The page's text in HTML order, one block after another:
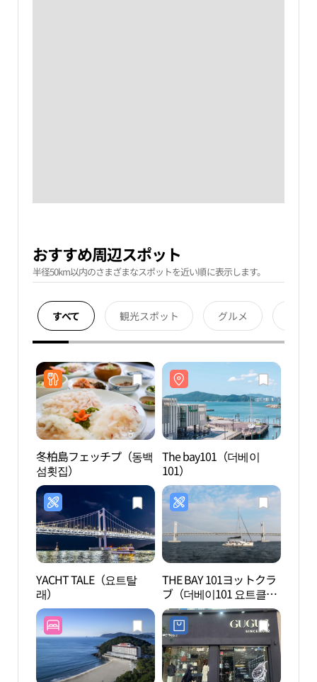
おすすめ周辺スポット
半径50km以内のさまざまなスポットを近い順に表示します。
すべて 観光スポット グルメ
冬柏島フェッチプ（동백
섬횟집）
The bay101（더베이
101）
YACHT TALE（요트탈
래）
THE BAY 101ヨットクラ
ブ（더베이101 요트클
럽）